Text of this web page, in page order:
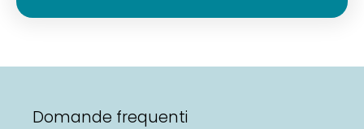
Domande frequenti